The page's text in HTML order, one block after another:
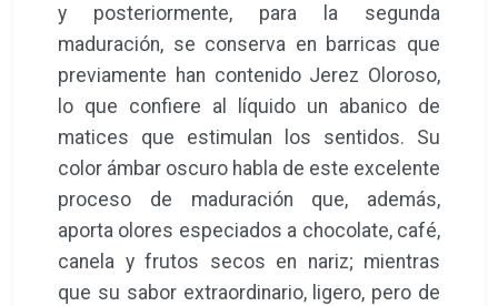
y posteriormente, para la segunda
maduración, se conserva en barricas que
previamente han contenido Jerez Oloroso,
lo que confiere al líquido un abanico de
matices que estimulan los sentidos. Su
color ámbar oscuro habla de este excelente
proceso de maduración que, además,
aporta olores especiados a chocolate, café,
canela y frutos secos en nariz; mientras
que su sabor extraordinario, ligero, pero de